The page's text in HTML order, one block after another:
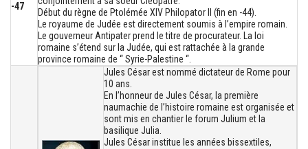
-47
Début du règne de Ptolémée XIV Philopator II (fin en -44).
Le royaume de Judée est directement soumis à l’empire romain.
Le gouverneur Antipater prend le titre de procurateur. La loi
romaine s’étend sur la Judée, qui est rattachée à la grande
province romaine de “ Syrie-Palestine “.
Jules César est nommé dictateur de Rome pour
10 ans.
En l’honneur de Jules César, la première
naumachie de l’histoire romaine est organisée et
sont mis en chantier le forum Julium et la
basilique Julia.
Jules César institue les années bissextiles,